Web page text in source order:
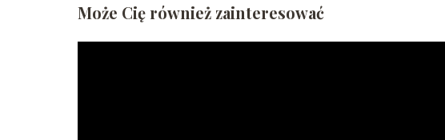
Może Cię również zainteresować